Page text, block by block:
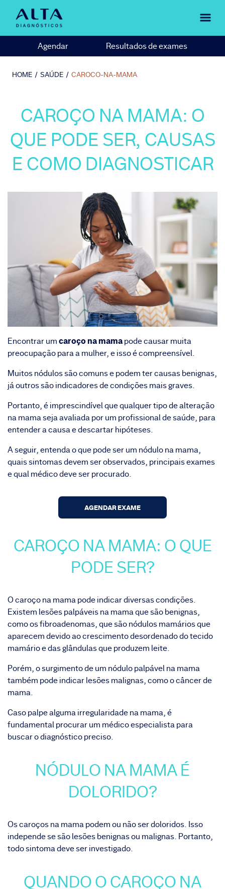
Agendar Resultados de exames
HOME / SAÚDE / CAROCO-NA-MAMA
CAROÇO NA MAMA: O
QUE PODE SER, CAUSAS
E COMO DIAGNOSTICAR
Encontrar umcaroço na mamapode causar muita
preocupação para a mulher, e isso é compreensível.
Muitos nódulos são comuns e podem ter causas benignas,
já outros são indicadores de condições mais graves.
Portanto, é imprescindível que qualquer tipo de alteração
na mama seja avaliada por um profissional de saúde, para
entender a causa e descartar hipóteses.
A seguir, entenda o que pode ser um nódulo na mama,
quais sintomas devem ser observados, principais exames
e qual médico deve ser procurado.
AGENDAR EXAME
CAROÇO NA MAMA: O QUE
PODE SER?
O caroço na mama pode indicar diversas condições.
Existem lesões palpáveis na mama que são benignas,
como os fibroadenomas, que são nódulos mamários que
aparecem devido ao crescimento desordenado do tecido
mamário e das glândulas que produzem leite.
Porém, o surgimento de um nódulo palpável na mama
também pode indicar lesões malignas, como o câncer de
mama.
Caso palpe alguma irregularidade na mama, é
fundamental procurar um médico especialista para
buscar o diagnóstico preciso.
NÓDULO NA MAMA É
DOLORIDO?
Os caroços na mama podem ou não ser doloridos. Isso
independe se são lesões benignas ou malignas. Portanto,
todo sintoma deve ser investigado.
QUANDO O CAROÇO NA